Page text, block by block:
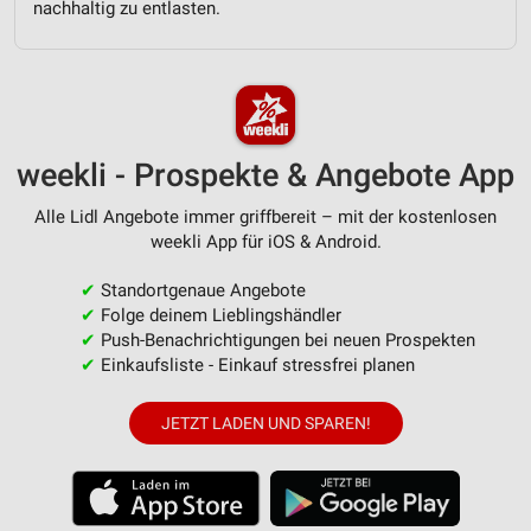
nachhaltig zu entlasten.
weekli - Prospekte & Angebote App
Alle Lidl Angebote immer griffbereit – mit der kostenlosen
weekli App für iOS & Android.
✔ Standortgenaue Angebote
✔ Folge deinem Lieblingshändler
✔ Push-Benachrichtigungen bei neuen Prospekten
✔ Einkaufsliste - Einkauf stressfrei planen
JETZT LADEN UND SPAREN!
personalisierter Werbung
Verwendung von Profilen zur Auswahl
Messung der Werbeleistung
Messung der Performance von Inhalten
Analyse von Zielgruppen durch Statistiken oder
Kombinationen von Daten aus verschiedenen
Quellen
Entwicklung und Verbesserung der Angebote
Verwendung reduzierter Daten zur Auswahl von
IAB-Besonderheiten:
Verwendung genauer Standortdaten